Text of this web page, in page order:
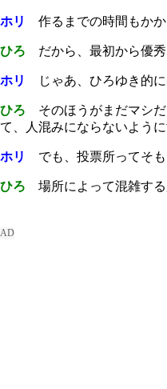
ホリ 作るまでの時間もかか
ひろ だから、最初から優秀
ホリ じゃあ、ひろゆき的
ひろ そのほうがまだマシだ
て、人混みにならないよう
ホリ でも、投票所ってそも
ひろ 場所によって混雑する